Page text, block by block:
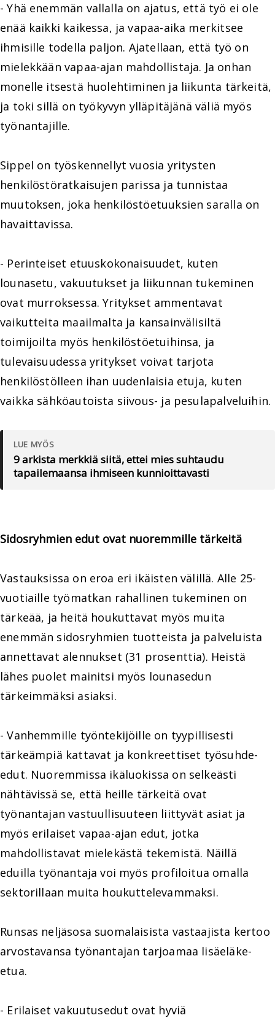
- Yhä enemmän vallalla on ajatus, että työ ei ole
enää kaikki kaikessa, ja vapaa-aika merkitsee
ihmisille todella paljon. Ajatellaan, että työ on
mielekkään vapaa-ajan mahdollistaja. Ja onhan
monelle itsestä huolehtiminen ja liikunta tärkeitä,
ja toki sillä on työkyvyn ylläpitäjänä väliä myös
työnantajille.
Sippel on työskennellyt vuosia yritysten
henkilöstöratkaisujen parissa ja tunnistaa
muutoksen, joka henkilöstöetuuksien saralla on
havaittavissa.
- Perinteiset etuuskokonaisuudet, kuten
lounasetu, vakuutukset ja liikunnan tukeminen
ovat murroksessa. Yritykset ammentavat
vaikutteita maailmalta ja kansainvälisiltä
toimijoilta myös henkilöstöetuihinsa, ja
tulevaisuudessa yritykset voivat tarjota
henkilöstölleen ihan uudenlaisia etuja, kuten
vaikka sähköautoista siivous- ja pesulapalveluihin.
LUE MYÖS
9 arkista merkkiä siitä, ettei mies suhtaudu
tapailemaansa ihmiseen kunnioittavasti
Sidosryhmien edut ovat nuoremmille tärkeitä
Vastauksissa on eroa eri ikäisten välillä. Alle 25-
vuotiaille työmatkan rahallinen tukeminen on
tärkeää, ja heitä houkuttavat myös muita
enemmän sidosryhmien tuotteista ja palveluista
annettavat alennukset (31 prosenttia). Heistä
lähes puolet mainitsi myös lounasedun
tärkeimmäksi asiaksi.
- Vanhemmille työntekijöille on tyypillisesti
tärkeämpiä kattavat ja konkreettiset työsuhde-
edut. Nuoremmissa ikäluokissa on selkeästi
nähtävissä se, että heille tärkeitä ovat
työnantajan vastuullisuuteen liittyvät asiat ja
myös erilaiset vapaa-ajan edut, jotka
mahdollistavat mielekästä tekemistä. Näillä
eduilla työnantaja voi myös profiloitua omalla
sektorillaan muita houkuttelevammaksi.
Runsas neljäsosa suomalaisista vastaajista kertoo
arvostavansa työnantajan tarjoamaa lisäeläke-
etua.
- Erilaiset vakuutusedut ovat hyviä